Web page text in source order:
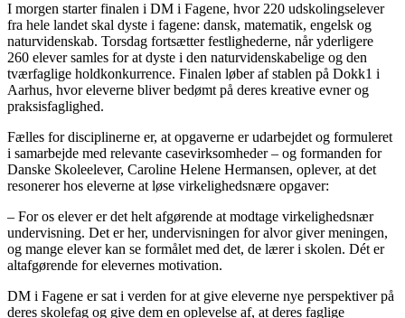
I morgen starter finalen i DM i Fagene, hvor 220 udskolingselever
fra hele landet skal dyste i fagene: dansk, matematik, engelsk og
naturvidenskab. Torsdag fortsætter festlighederne, når yderligere
260 elever samles for at dyste i den naturvidenskabelige og den
tværfaglige holdkonkurrence. Finalen løber af stablen på Dokk1 i
Aarhus, hvor eleverne bliver bedømt på deres kreative evner og
praksisfaglighed.
Fælles for disciplinerne er, at opgaverne er udarbejdet og formuleret
i samarbejde med relevante casevirksomheder – og formanden for
Danske Skoleelever, Caroline Helene Hermansen, oplever, at det
resonerer hos eleverne at løse virkelighedsnære opgaver:
– For os elever er det helt afgørende at modtage virkelighedsnær
undervisning. Det er her, undervisningen for alvor giver meningen,
og mange elever kan se formålet med det, de lærer i skolen. Dét er
altafgørende for elevernes motivation.
DM i Fagene er sat i verden for at give eleverne nye perspektiver på
deres skolefag og give dem en oplevelse af, at deres faglige